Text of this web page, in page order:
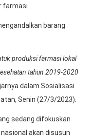
farmasi.
barang
produksi farmasi lokal
tahun 2019-2020
dalam Sosialisasi
Senin (27/3/2023).
sedang difokuskan
akan disusun